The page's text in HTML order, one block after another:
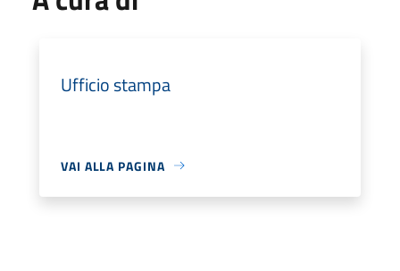
Ufficio stampa
VAI ALLA PAGINA